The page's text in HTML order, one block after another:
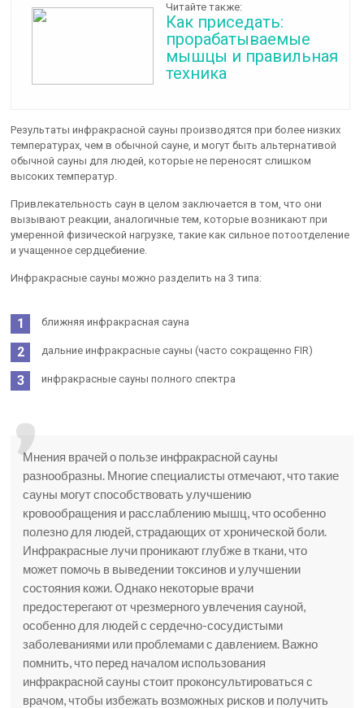
Читайте также:
Как приседать:
прорабатываемые
мышцы и правильная
техника
Результаты инфракрасной сауны производятся при более низких
температурах, чем в обычной сауне, и могут быть альтернативой
обычной сауны для людей, которые не переносят слишком
высоких температур.
Привлекательность саун в целом заключается в том, что они
вызывают реакции, аналогичные тем, которые возникают при
умеренной физической нагрузке, такие как сильное потоотделение
и учащенное сердцебиение.
Инфракрасные сауны можно разделить на 3 типа:
ближняя инфракрасная сауна
дальние инфракрасные сауны (часто сокращенно FIR)
инфракрасные сауны полного спектра
Мнения врачей о пользе инфракрасной сауны
разнообразны. Многие специалисты отмечают, что такие
сауны могут способствовать улучшению
кровообращения и расслаблению мышц, что особенно
полезно для людей, страдающих от хронической боли.
Инфракрасные лучи проникают глубже в ткани, что
может помочь в выведении токсинов и улучшении
состояния кожи. Однако некоторые врачи
предостерегают от чрезмерного увлечения сауной,
особенно для людей с сердечно-сосудистыми
заболеваниями или проблемами с давлением. Важно
помнить, что перед началом использования
инфракрасной сауны стоит проконсультироваться с
врачом, чтобы избежать возможных рисков и получить